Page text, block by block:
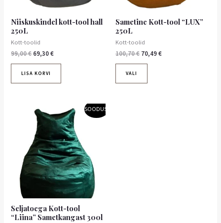
Niiskuskindel kott-tool hall
250L
Kott-toolid
99,00€ 69,30€
LISA KORVI
Sametine Kott-tool “LUX”
250L
Kott-toolid
100,70€ 70,49€
VALI
teha
tootelehel.
SOODUS!
Seljatoega Kott-tool
“Liina” Sametkangast 300l
Algne
hind
oli:
109,00 €.
Praegune
hind
on:
89,00 €.
tootel
mitu
varianti.
Valikuid
saab
teha
tootelehel.